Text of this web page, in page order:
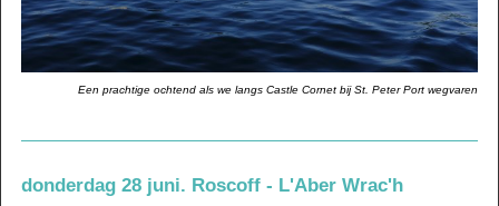
Een prachtige ochtend als we langs Castle Cornet bij St. Peter Port wegvaren
donderdag 28 juni. Roscoff - L'Aber Wrac'h